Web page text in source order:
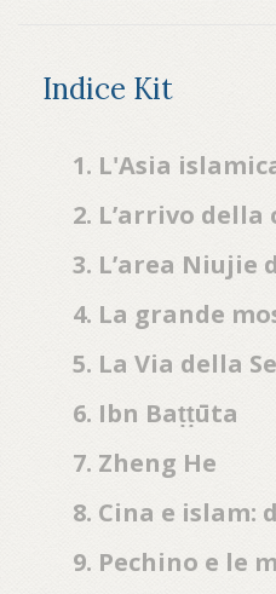
Indice Kit
1. L'Asia
3. L’area Niujie
4. La grande
5. La Via della
6. Ibn Baṭṭūta
7. Zheng He
9. Pechino e le